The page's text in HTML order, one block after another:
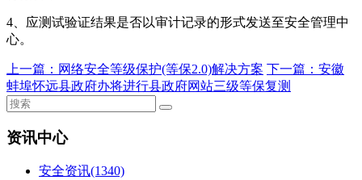
4、应测试验证结果是否以审计记录的形式发送至安全管理中
心。
上一篇： 网络安全等级保护(等保2.0)解决方案 下一篇： 安徽
蚌埠怀远县政府办将进行县政府网站三级等保复测
资讯中心
安全资讯(1340)